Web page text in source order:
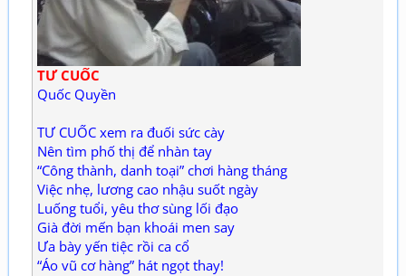
TƯ CUỐC
Quốc Quyền
TƯ CUỐC xem ra đuối sức cày
Nên tìm phố thị để nhàn tay
“Công thành, danh toại” chơi hàng tháng
Việc nhẹ, lương cao nhậu suốt ngày
Luống tuổi, yêu thơ sùng lối đạo
Già đời mến bạn khoái men say
Ưa bày yến tiệc rồi ca cổ
“Áo vũ cơ hàng” hát ngọt thay!